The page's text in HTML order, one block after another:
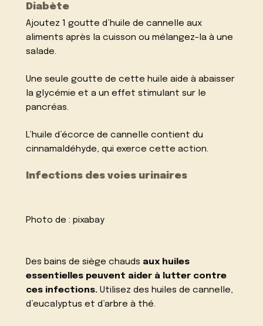
Diabète
Ajoutez 1 goutte d’huile de cannelle aux
aliments après la cuisson ou mélangez-la à une
salade.
Une seule goutte de cette huile aide à abaisser
la glycémie et a un effet stimulant sur le
pancréas.
L’huile d’écorce de cannelle contient du
cinnamaldéhyde, qui exerce cette action.
Infections des voies urinaires
Photo de :pixabay
Des bains de siège chauds aux huiles
essentielles peuvent aider à lutter contre
ces infections.Utilisez des huiles de cannelle,
d’eucalyptus et d’arbre à thé.